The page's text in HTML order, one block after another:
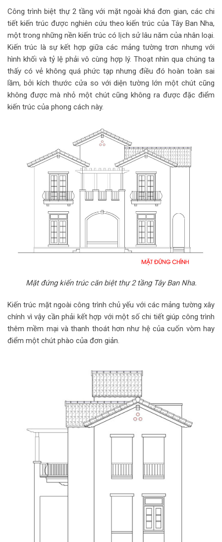
Công trình biệt thự 2 tầng với mặt ngoài khá đơn gian, các chi
tiết kiến trúc được nghiên cứu theo kiến trúc của Tây Ban Nha,
một trong những nền kiến trúc có lịch sử lâu năm của nhân loại.
Kiến trúc là sự kết hợp giữa các mảng tường trơn nhưng với
hình khối và tỷ lệ phải vô cùng hợp lý. Thoạt nhìn qua chúng ta
thấy có vẻ không quá phức tạp nhưng điều đó hoàn toàn sai
lầm, bởi kích thước cửa so với diện tường lớn một chút cũng
không được mà nhỏ một chút cũng không ra được đặc điểm
kiến trúc của phong cách này.
Mặt đứng kiến trúc căn biệt thự 2 tầng Tây Ban Nha.
Kiến trúc mặt ngoài công trình chủ yếu với các mảng tường xây
chính vì vậy cần phải kết hợp với một số chi tiết giúp công trình
thêm mềm mại và thanh thoát hơn như hệ của cuốn vòm hay
điểm một chút phào của đơn giản.